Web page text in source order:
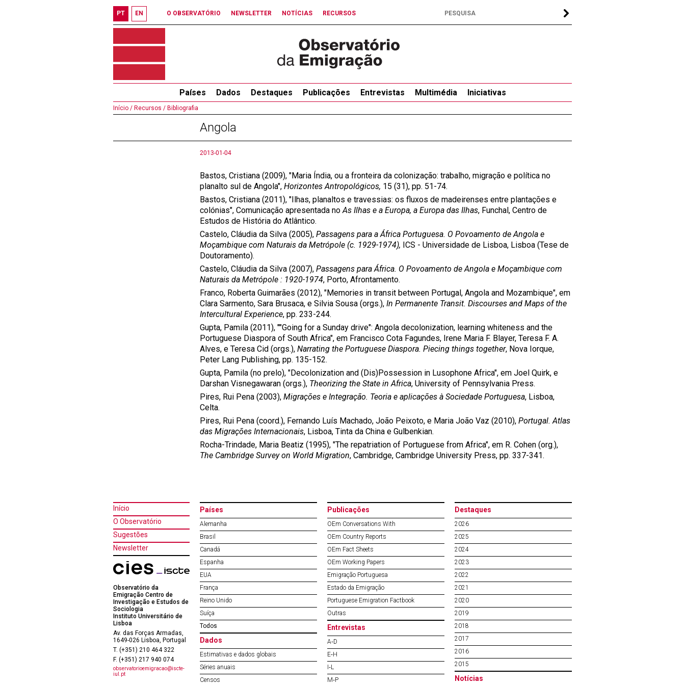
PT EN O OBSERVATÓRIO NEWSLETTER NOTÍCIAS RECURSOS
Países Dados Destaques Publicações Entrevistas Multimédia Iniciativas
Início / Recursos / Bibliografia
Angola
2013-01-04
Bastos, Cristiana (2009), "Maria Índia, ou a fronteira da colonização: trabalho, migração e política no
planalto sul de Angola", Horizontes Antropológicos, 15 (31), pp. 51-74.
Bastos, Cristiana (2011), "Ilhas, planaltos e travessias: os fluxos de madeirenses entre plantações e
colónias", Comunicação apresentada noAs Ilhas e a Europa, a Europa das Ilhas, Funchal, Centro de
Estudos de História do Atlântico.
Castelo, Cláudia da Silva (2005), Passagens para a África Portuguesa. O Povoamento de Angola e
Moçambique com Naturais da Metrópole (c. 1929-1974), ICS - Universidade de Lisboa, Lisboa (Tese de
Doutoramento).
Castelo, Cláudia da Silva (2007), Passagens para África. O Povoamento de Angola e Moçambique com
Naturais da Metrópole : 1920-1974, Porto, Afrontamento.
Franco, Roberta Guimarães (2012), "Memories in transit between Portugal, Angola and Mozambique", em
Clara Sarmento, Sara Brusaca, e Silvia Sousa (orgs.), In Permanente Transit. Discourses and Maps of the
Intercultural Experience, pp. 233-244.
Gupta, Pamila (2011), ""Going for a Sunday drive": Angola decolonization, learning whiteness and the
Portuguese Diaspora of South Africa", em Francisco Cota Fagundes, Irene Maria F. Blayer, Teresa F. A.
Alves, e Teresa Cid (orgs.), Narrating the Portuguese Diaspora. Piecing things together, Nova Iorque,
Peter Lang Publishing, pp. 135-152.
Gupta, Pamila (no prelo), "Decolonization and (Dis)Possession in Lusophone Africa", em Joel Quirk, e
Darshan Visnegawaran (orgs.), Theorizing the State in Africa, University of Pennsylvania Press.
Pires, Rui Pena (2003), Migrações e Integração. Teoria e aplicações à Sociedade Portuguesa, Lisboa,
Celta.
Pires, Rui Pena (coord.), Fernando Luís Machado, João Peixoto, e Maria João Vaz (2010), Portugal. Atlas
das Migrações Internacionais, Lisboa, Tinta da China e Gulbenkian.
Rocha-Trindade, Maria Beatiz (1995), "The repatriation of Portuguese from Africa", em R. Cohen (org.),
The Cambridge Survey on World Migration, Cambridge, Cambridge University Press, pp. 337-341.
Início
O Observatório
Sugestões
Newsletter
Observatório da
Emigração Centro de
Investigação e Estudos de
Sociologia
Instituto Universitário de
Lisboa
Av. das Forças Armadas,
1649-026 Lisboa, Portugal
T. (+351) 210 464 322
F. (+351) 217 940 074
observatorioemigracao@iscte-
iul.pt
Países
Alemanha
Brasil
Canadá
Espanha
EUA
França
Reino Unido
Suíça
Todos
Dados
Estimativas e dados globais
Séries anuais
Censos
Publicações
OEm Conversations With
OEm Country Reports
OEm Fact Sheets
OEm Working Papers
Emigração Portuguesa
Estado da Emigração
Portuguese Emigration Factbook
Outras
Entrevistas
A‐D
E‐H
I‐L
M‐P
Destaques
2026
2025
2024
2023
2022
2021
2020
2019
2018
2017
2016
2015
Notícias